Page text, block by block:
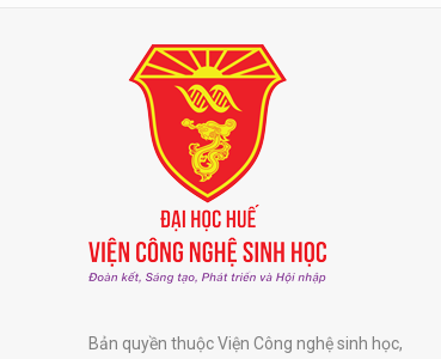
Bản quyền thuộc Viện Công nghệ sinh học,